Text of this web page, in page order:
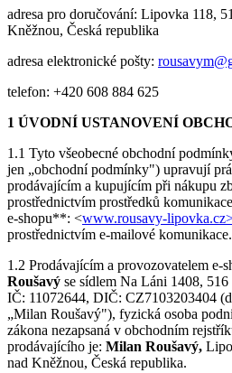
adresa pro doručování: Lipovka 118,
Kněžnou, Česká republika
adresa elektronické pošty:
telefon: +420 608 884 625
1 ÚVODNÍ USTANOVENÍ
1.1 Tyto všeobecné obchodní
jen „obchodní podmínky") upravují
prodávajícím a kupujícím při nákupu
prostřednictvím prostředků
e-shopu**: <www.rousavy-lipovka.cz
prostřednictvím e-mailové komunikace.
1.2 Prodávajícím a provozovatelem e-
Roušavý se sídlem Na Láni 1408,
IČ: 11072644, DIČ: CZ7103203404
„Milan Roušavý"), fyzická osoba
zákona nezapsaná v obchodním
prodávajícího je: Milan Roušavý,
nad Kněžnou, Česká republika.